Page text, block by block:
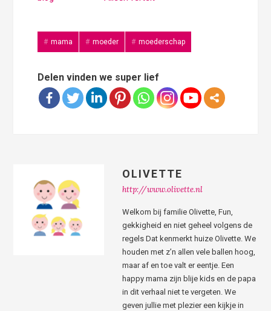
mama moeder moederschap
Delen vinden we super lief
OLIVETTE
http://www.olivette.nl
Welkom bij familie Olivette, Fun,
gekkigheid en niet geheel volgens de
regels Dat kenmerkt huize Olivette. We
houden met z’n allen vele ballen hoog,
maar af en toe valt er eentje. Een
happy mama zijn blije kids en de papa
in dit verhaal niet te vergeten. We
geven jullie met plezier een kijkje in